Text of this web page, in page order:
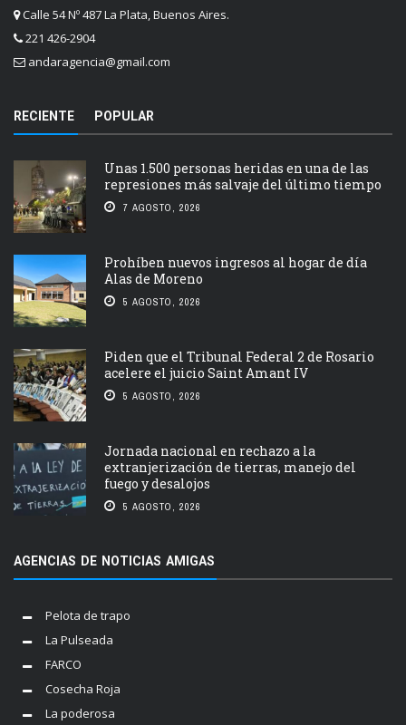
Calle 54 Nº 487 La Plata, Buenos Aires.
221 426-2904
andaragencia@gmail.com
RECIENTE POPULAR
Unas 1.500 personas heridas en una de las
represiones más salvaje del último tiempo
7 AGOSTO, 2026
Prohíben nuevos ingresos al hogar de día
Alas de Moreno
5 AGOSTO, 2026
Piden que el Tribunal Federal 2 de Rosario
acelere el juicio Saint Amant IV
5 AGOSTO, 2026
Jornada nacional en rechazo a la
extranjerización de tierras, manejo del
fuego y desalojos
5 AGOSTO, 2026
AGENCIAS DE NOTICIAS AMIGAS
Pelota de trapo
La Pulseada
FARCO
Cosecha Roja
La poderosa